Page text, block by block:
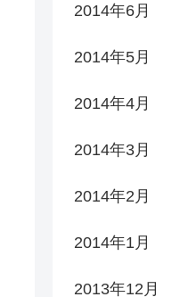
2014年6月
2014年5月
2014年4月
2014年3月
2014年2月
2014年1月
2013年12月